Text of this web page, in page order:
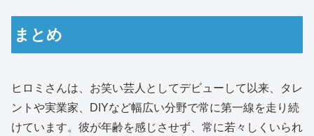
まとめ
ヒロミさんは、お笑い芸人としてデビューして以来、タレ
ントや実業家、DIYなど幅広い分野で常に第一線を走り続
けています。彼が年齢を感じさせず、常に若々しくいられ